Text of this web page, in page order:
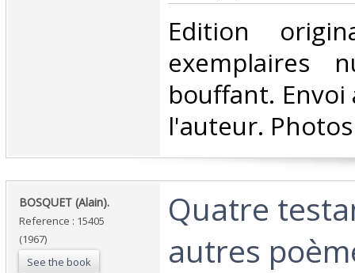
‎Edition
exemplaires
bouffant.
l'auteur.
‎BOSQUET (Alain).‎
Reference : 15405
(1967)
See the book
‎Quatre
autres